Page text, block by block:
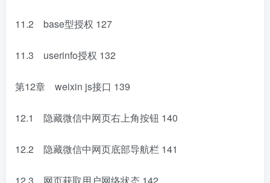
11.2 base型授权 127
11.3 userinfo授权 132
第12章 weixin js接口 139
12.1 隐藏微信中网页右上角按钮 140
12.2 隐藏微信中网页底部导航栏 141